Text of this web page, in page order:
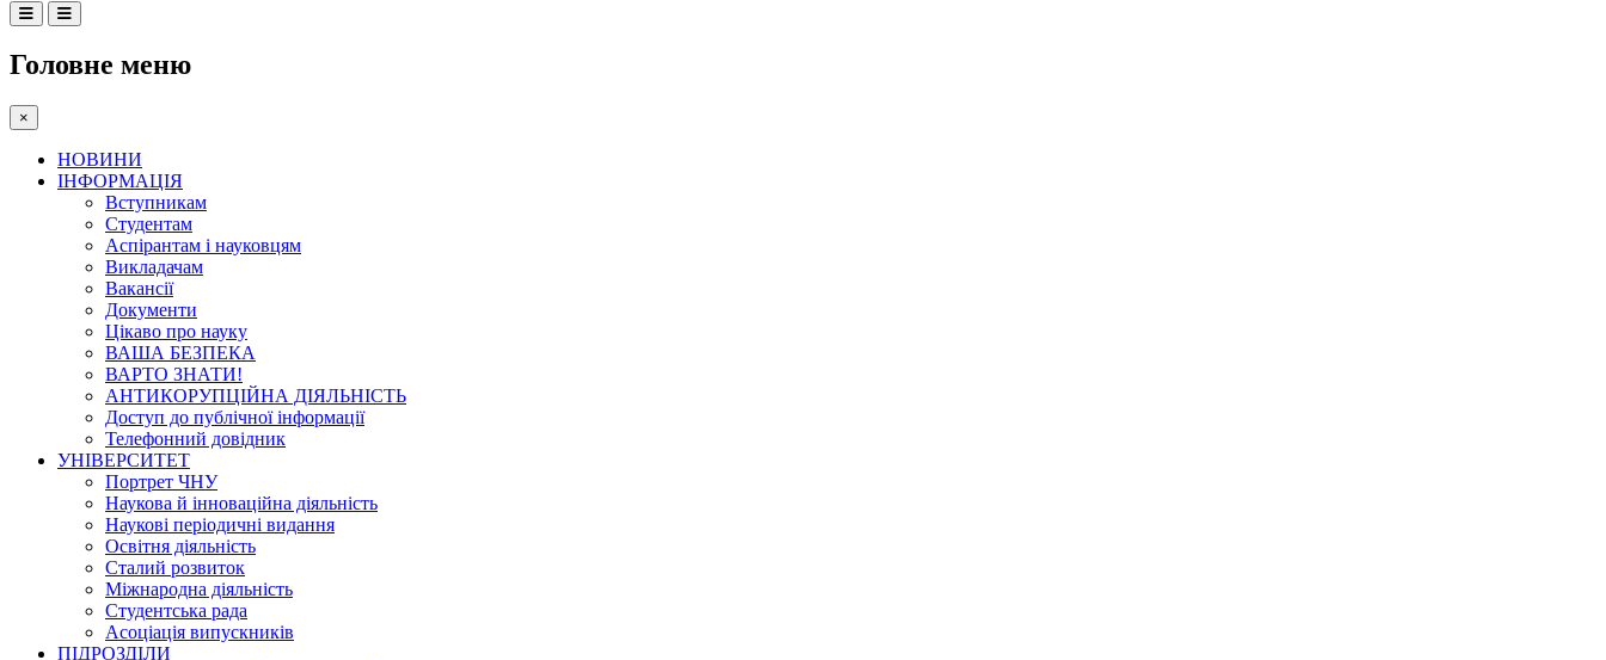
Головне меню
×
НОВИНИ
ІНФОРМАЦІЯ
Вступникам
Студентам
Аспірантам і науковцям
Викладачам
Вакансії
Документи
Цікаво про науку
ВАША БЕЗПЕКА
ВАРТО ЗНАТИ!
АНТИКОРУПЦІЙНА ДІЯЛЬНІСТЬ
Доступ до публічної інформації
Телефонний довідник
УНІВЕРСИТЕТ
Портрет ЧНУ
Наукова й інноваційна діяльність
Наукові періодичні видання
Освітня діяльність
Сталий розвиток
Міжнародна діяльність
Студентська рада
Асоціація випускників
ПІДРОЗДІЛИ